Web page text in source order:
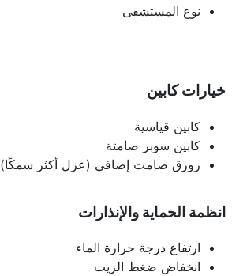
نوع المستشفى
خيارات كابين
كابين قياسية
كابين سوبر صامتة
زورق صامت إضافي (عزل أكثر سمكًا)
انظمة الحماية والإنذارات
ارتفاع درجة حرارة الماء
انخفاض ضغط الزيت